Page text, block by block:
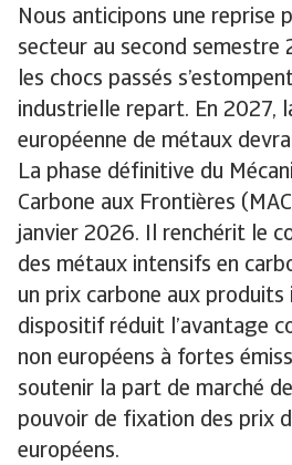
Nous anticipons une reprise
secteur au second semestre
les chocs passés
industrielle repart. En 2027,
européenne de métaux
La phase définitive du
Carbone aux Frontières
janvier 2026. Il renchérit le
des métaux intensifs en
un prix carbone aux produits
dispositif réduit l’avantage
non européens à fortes
soutenir la part de marché
pouvoir de fixation des prix
européens.